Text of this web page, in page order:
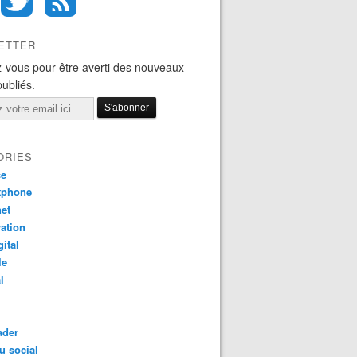
vous pour être averti des nouveaux
social